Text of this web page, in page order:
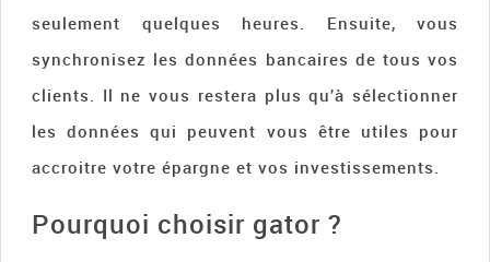
seulement quelques heures. Ensuite, vous
synchronisez les données bancaires de tous vos
clients. Il ne vous restera plus qu’à sélectionner
les données qui peuvent vous être utiles pour
accroitre votre épargne et vos investissements.
Pourquoi choisir gator ?